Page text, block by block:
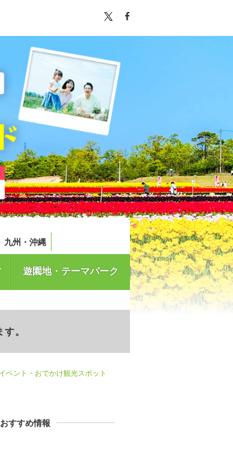
九州・沖縄
遊園地・テーマパーク
。
ベント・おでかけ観光スポット
おすすめ情報